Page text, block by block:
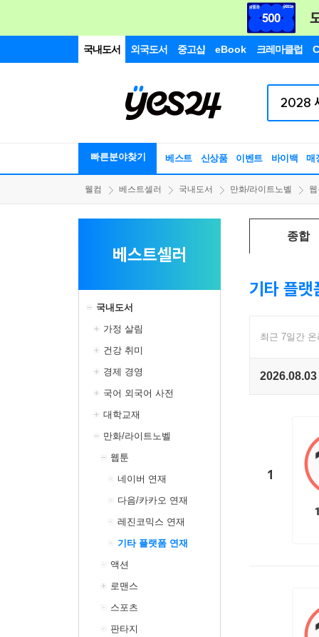
국내도서 외국도서 중고샵 eBook 크레마클럽
빠른분야찾기 베스트 신상품 이벤트 바이백 매
웰컴 베스트셀러 국내도서 만화/라이트노벨
베스트셀러
국내도서
가정 살림
건강 취미
경제 경영
국어 외국어 사전
대학교재
만화/라이트노벨
웹툰
네이버 연재
다음/카카오 연재
레진코믹스 연재
기타 플랫폼 연재
액션
로맨스
스포츠
판타지
종합
기타 플
최근 7일간
1